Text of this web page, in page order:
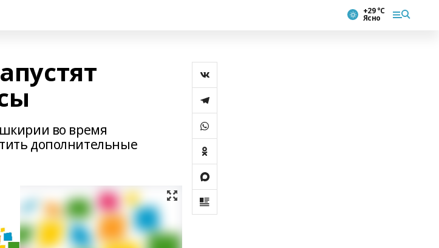
+29 °С
Ясно
во время
дополнительные